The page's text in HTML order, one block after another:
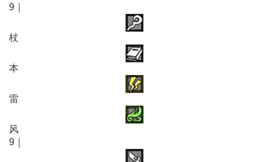
9｜
杖
本
雷
风
9｜